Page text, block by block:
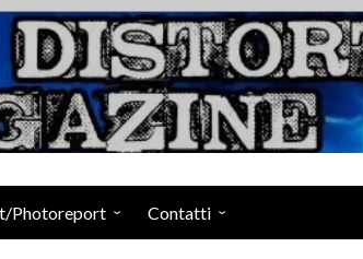
Suoni Distorti Magazine
Photoreport Contatti